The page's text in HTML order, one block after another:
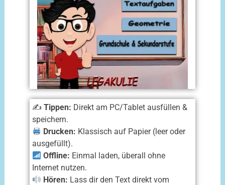
✍️ Tippen: Direkt am PC/Tablet ausfüllen &
speichern.
Drucken: Klassisch auf Papier (leer oder
ausgefüllt).
Offline: Einmal laden, überall ohne
Internet nutzen.
Hören: Lass dir den Text direkt vom